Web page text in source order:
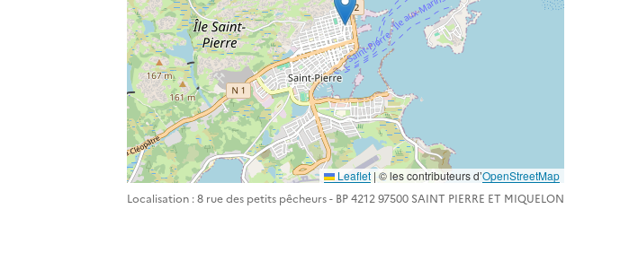
Leaflet| ©️️ les contributeurs d’OpenStreetMap
Localisation : 8 rue des petits pêcheurs - BP 4212 97500 SAINT PIERRE ET MIQUELON